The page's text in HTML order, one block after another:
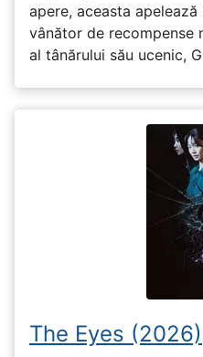
apere, aceasta
vânător de recompense
al tânărului său ucenic,
The Eyes (2026)